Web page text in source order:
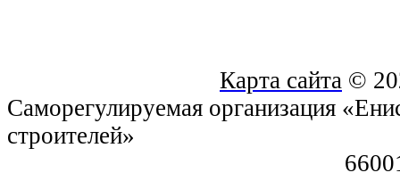
Карта сайта ©
Саморегулируемая организация
строителей»
660018, г.